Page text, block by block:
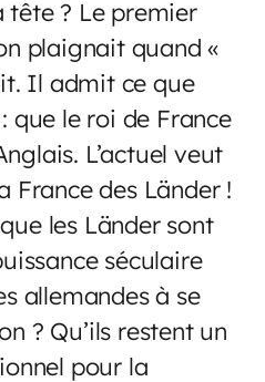
tête ? Le premier
plaignait quand «
Il admit ce que
que le roi de France
L’actuel veut
France des Länder !
les Länder sont
séculaire
allemandes à se
? Qu’ils restent un
pour la